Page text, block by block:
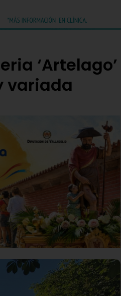
‘Artelago’
variada